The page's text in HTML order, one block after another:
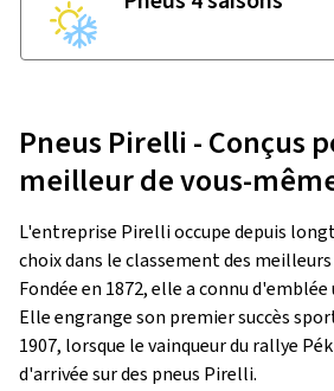
Pneus Pirelli - Conçus
meilleur de vous-
L'entreprise Pirelli occupe depuis
choix dans le classement des
Fondée en 1872, elle a connu
Elle engrange son premier succès
1907, lorsque le vainqueur du rallye
d'arrivée sur des pneus Pirelli.